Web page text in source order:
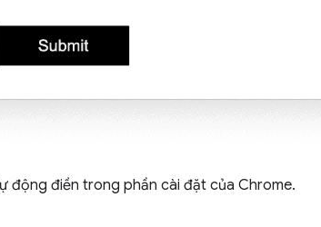
động điền trong phần cài đặt của Chrome.